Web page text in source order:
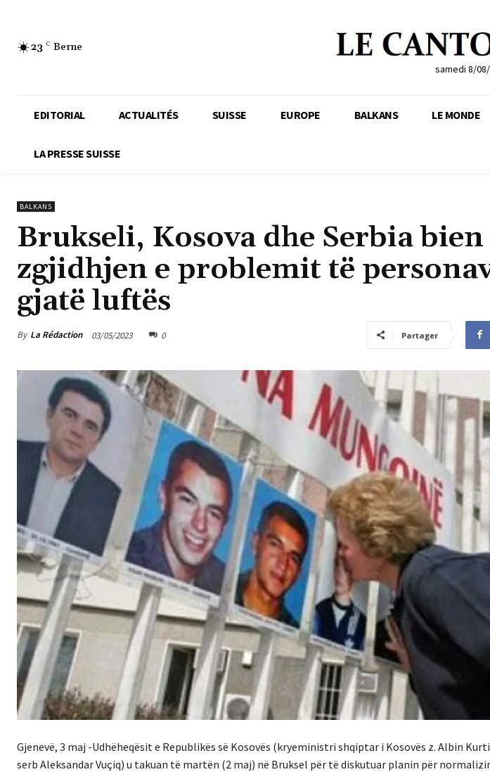
23 C Berne
samedi 8/
EDITORIAL ACTUALITÉS SUISSE EUROPE BALKANS LE MONDE
LA PRESSE SUISSE
BALKANS
Brukseli, Kosova dhe Serbia
zgjidhjen e problemit të
gjatë luftës
By La Rédaction 03/05/2023 0 Partager
Gjenevë, 3 maj -Udhëheqësit e Republikës së Kosovës (kryeministri shqiptar i Kosovës z. Albin
serb Aleksandar Vuçiq) u takuan të martën (2 maj) në Bruksel për të diskutuar planin për